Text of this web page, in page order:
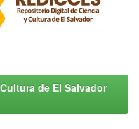
de El Salvador